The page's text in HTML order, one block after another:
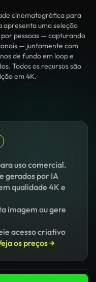
cinematográfica para
apresenta uma seleção
pessoas — capturando
— juntamente com
de fundo em loop e
Todos os recursos são
em 4K.
uso comercial.
gerados por IA
qualidade 4K e
imagem ou gere
acesso criativo
os preços →